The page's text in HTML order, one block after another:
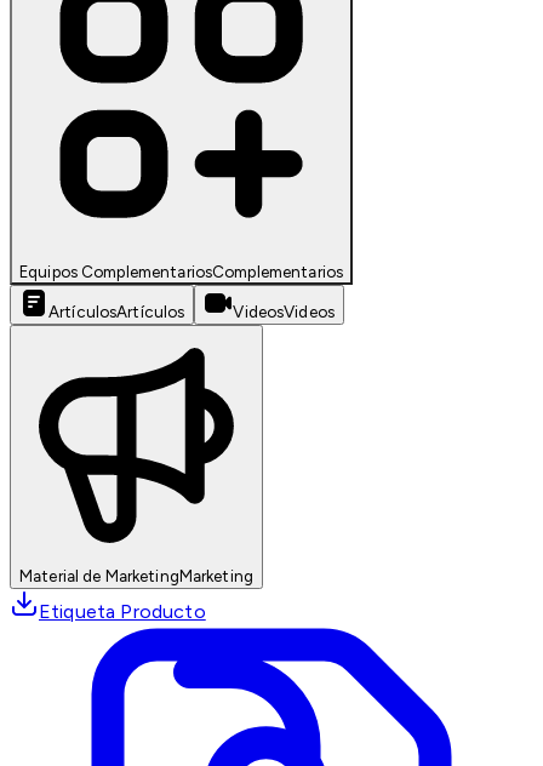
Equipos ComplementariosComplementarios
ArtículosArtículos VideosVideos
Material de MarketingMarketing
Etiqueta Producto